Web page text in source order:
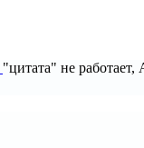
"цитата" не работает,